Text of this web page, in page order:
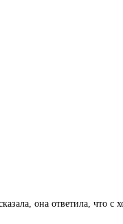
она ответила, что с